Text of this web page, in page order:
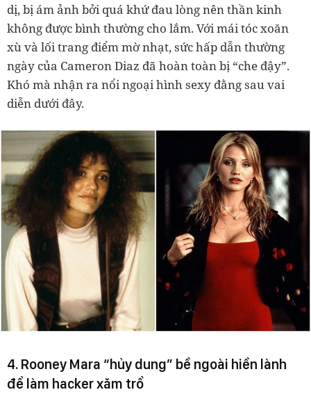
dị, bị ám ảnh bởi quá khứ đau lòng nên thần kinh
không được bình thường cho lắm. Với mái tóc xoăn
xù và lối trang điểm mờ nhạt, sức hấp dẫn thường
ngày của Cameron Diaz đã hoàn toàn bị “che đậy”.
Khó mà nhận ra nổi ngoại hình sexy đằng sau vai
diễn dưới đây.
4. Rooney Mara “hủy dung” bề ngoài hiền lành
để làm hacker xăm trổ